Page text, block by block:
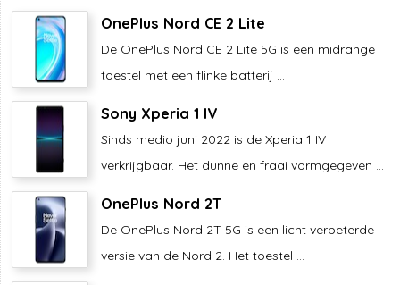
OnePlus Nord CE 2 Lite
De OnePlus Nord CE 2 Lite 5G is een midrange
toestel met een flinke batterij ...
Sony Xperia 1 IV
Sinds medio juni 2022 is de Xperia 1 IV
verkrijgbaar. Het dunne en fraai vormgegeven ...
OnePlus Nord 2T
De OnePlus Nord 2T 5G is een licht verbeterde
versie van de Nord 2. Het toestel ...